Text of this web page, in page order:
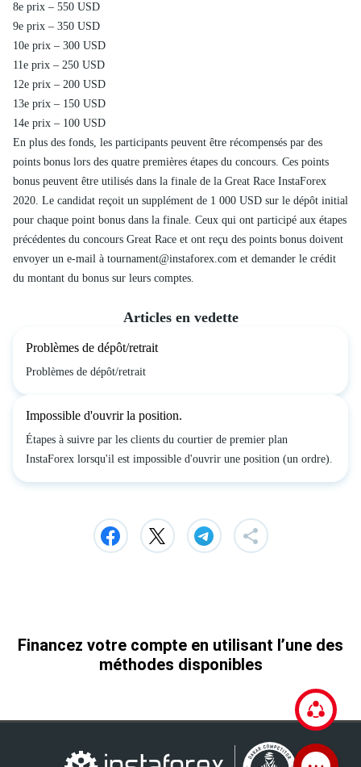
8e prix – 550 USD
9e prix – 350 USD
10e prix – 300 USD
11e prix – 250 USD
12e prix – 200 USD
13e prix – 150 USD
14e prix – 100 USD
En plus des fonds, les participants peuvent être récompensés par des
points bonus lors des quatre premières étapes du concours. Ces points
bonus peuvent être utilisés dans la finale de la Great Race InstaForex
2020. Le candidat reçoit un supplément de 1 000 USD sur le dépôt initial
pour chaque point bonus dans la finale. Ceux qui ont participé aux étapes
précédentes du concours Great Race et ont reçu des points bonus doivent
envoyer un e-mail à tournament@instaforex.com et demander le crédit
du montant du bonus sur leurs comptes.
Articles en vedette
Problèmes de dépôt/retrait
Problèmes de dépôt/retrait
Impossible d'ouvrir la position.
Étapes à suivre par les clients du courtier de premier plan
InstaForex lorsqu'il est impossible d'ouvrir une position (un ordre).
Financez votre compte en utilisant l’une des
méthodes disponibles